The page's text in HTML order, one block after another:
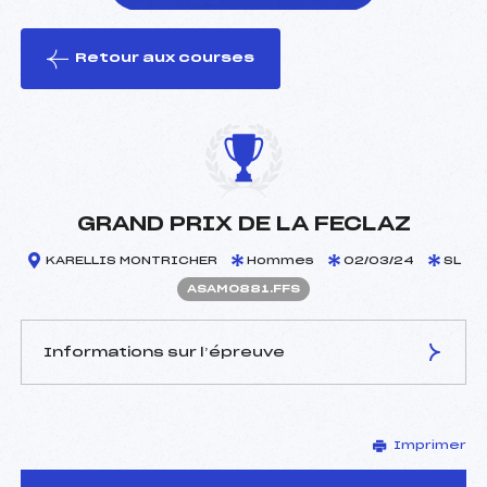
le ski
Retour aux courses
GRAND PRIX DE LA FECLAZ
KARELLIS MONTRICHER Hommes 02/03/24 SL
ASAM0881.FFS
Informations sur l’épreuve
BRANCAZ FERNAND (SA)
Arbitre :
BRANCAZ XAVIER (SA)
Imprimer